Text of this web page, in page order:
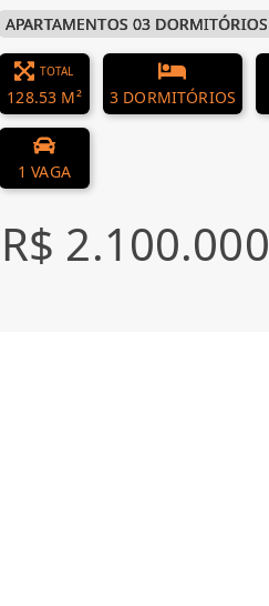
APARTAMENTOS 03 DORMITÓRIOS
TOTAL
128.53 M² 3 DORMITÓRIOS
1 VAGA
R$ 2.100.000